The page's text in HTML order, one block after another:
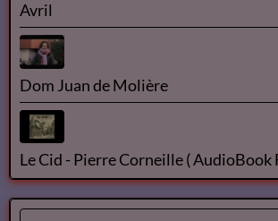
Avril
Dom Juan de Molière
Le Cid - Pierre Corneille ( AudioBook